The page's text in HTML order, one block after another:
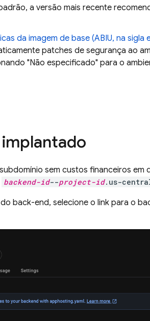
a versão mais recente
da imagem de base (ABIU, na sigla
patches de segurança ao
"Não especificado" para o
sem custos financeiros em
backend-id--project-id.us-
back-end, selecione o link para o